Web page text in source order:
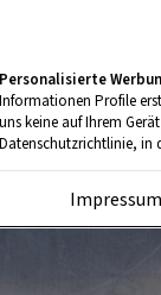
Personalisierte
Informationen Profile
uns keine auf Ihrem
Datenschutzrichtlinie, in
Impressum